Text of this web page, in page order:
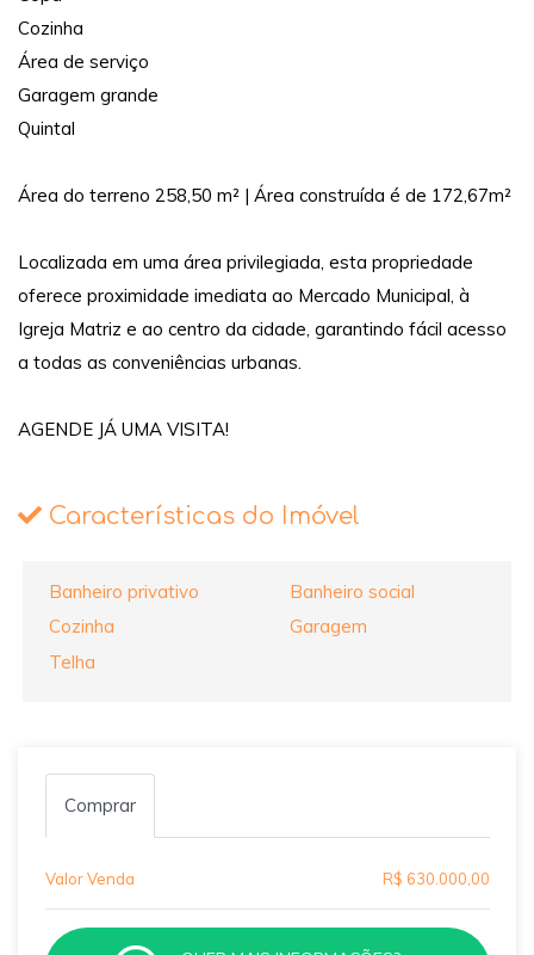
Cozinha
Área de serviço
Garagem grande
Quintal
Área do terreno 258,50 m² | Área construída é de 172,67m²
Localizada em uma área privilegiada, esta propriedade
oferece proximidade imediata ao Mercado Municipal, à
Igreja Matriz e ao centro da cidade, garantindo fácil acesso
a todas as conveniências urbanas.
AGENDE JÁ UMA VISITA!
Características do Imóvel
Banheiro privativo
Banheiro social
Cozinha
Garagem
Telha
Comprar
Valor Venda R$ 630.000,00